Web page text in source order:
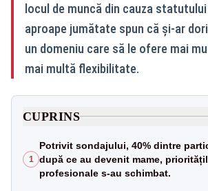
locul de muncă din cauza
aproape jumătate spun că și-ar
un domeniu care să le ofere mai
mai multă flexibilitate.
CUPRINS
1
Potrivit sondajului, 40% dintre
după ce au devenit mame,
profesionale s-au schimbat.